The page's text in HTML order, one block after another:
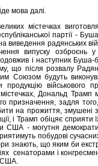
мова далі.
містечках
партії -
виведення радянських
випуску
і наступник Буша-
що після розвалу
Союзом будуть
продукцію військового
Дональд Трамп
призначення, задля
на прожиття, змушені
і Трамп обіцяє сприяти
США - могутня
побудові
знають, що яким би
сенаторами і
США.